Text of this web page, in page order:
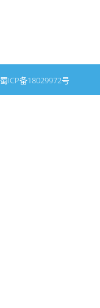
蜀ICP备18029972号